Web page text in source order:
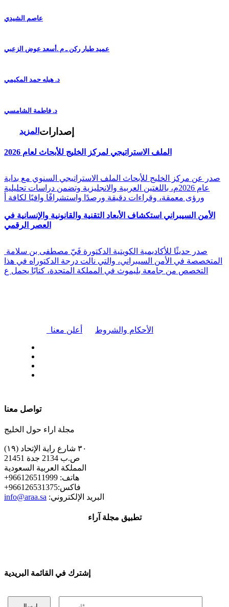
عاصم الشيدي
عميد طيار ركن ـ م .أسعد عوض الزعبي
د. هيله حمد المكيمي
د. فاطمة الشامسي
المزيد إصدارات
الملف الاستراتيجي لمركز الخليج للأبحاث لعام 2026
صدر عن مركز الخليج للأبحاث الملف الاستراتيجي السنوي مع بداية
عام 2026م، باللغتين العربية والانجليزية وتضمن دراسات تحليلية
ورؤى معمقة، وقراءات دقيقة ورصدًا واستشرافًا وافيًا لكافة أ
الأمن السيبراني استكشاف الأبعاد التقنية والقانونية والإنسانية في
العصر الرقمي
المتخصصة في الأمن السيبراني، والتي نالت درجة الدكتوراه في هذا
التخصص من جامعة بليموث في المملكة المتحدة، كتابًا يحمل ع
أعلن معنا الأحكام والشروط
تواصل معنا
مجلة اراء حول الخليج
٣٠ شارع راية الإتحاد (١٩)
ص.ب 2134 جدة 21451
المملكة العربية السعودية
+هاتف: 966126511999
+فاكس:966126531375
info@araa.sa :البريد الإلكتروني
تطبيق مجلة آراء
إشترك في القائمة البريدية